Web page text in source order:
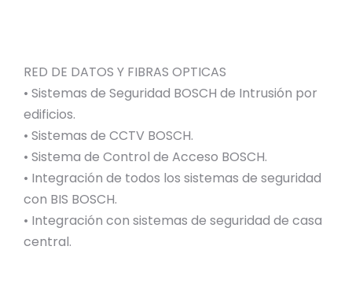
RED DE DATOS Y FIBRAS OPTICAS
• Sistemas de Seguridad BOSCH de Intrusión por
edificios.
• Sistemas de CCTV BOSCH.
• Sistema de Control de Acceso BOSCH.
• Integración de todos los sistemas de seguridad
con BIS BOSCH.
• Integración con sistemas de seguridad de casa
central.